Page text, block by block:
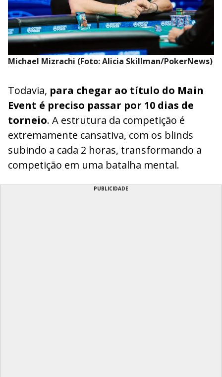
Michael Mizrachi (Foto: Alicia Skillman/PokerNews)
Todavia, para chegar ao título do Main
Event é preciso passar por 10 dias de
torneio. A estrutura da competição é
extremamente cansativa, com os blinds
subindo a cada 2 horas, transformando a
competição em uma batalha mental.
PUBLICIDADE